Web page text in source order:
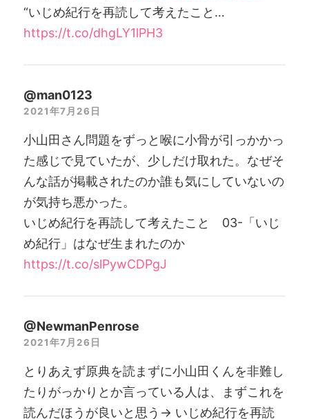
“いじめ紀行を再読して考えたこと…
https://t.co/dhgLY1lPH3
@man0123
2021年7月26日
小山田さん問題をずっと喉に小骨が引っかかっ
た感じで見ていたが、少しだけ取れた。なぜそ
んな話が掲載されたのか誰も気にしていないの
が気持ち悪かった。
いじめ紀行を再読して考えたこと 03-「いじ
め紀行」はなぜ生まれたのか
https://t.co/slPywCDPgJ
@NewmanPenrose
2021年7月26日
とりあえず原典を読まずに小山田くんを非難し
たりがっかりとか言っている人は、まずこれを
読んだほうが良いと思う→ いじめ紀行を再読